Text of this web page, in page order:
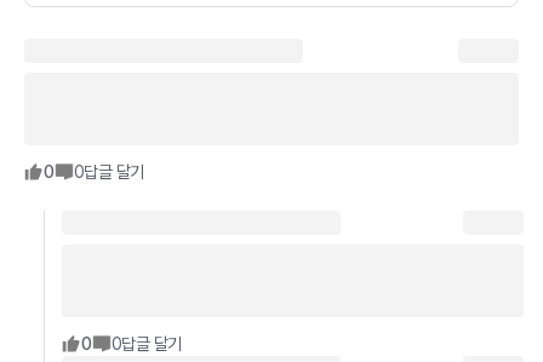
0 0답글 달기
0 0답글 달기